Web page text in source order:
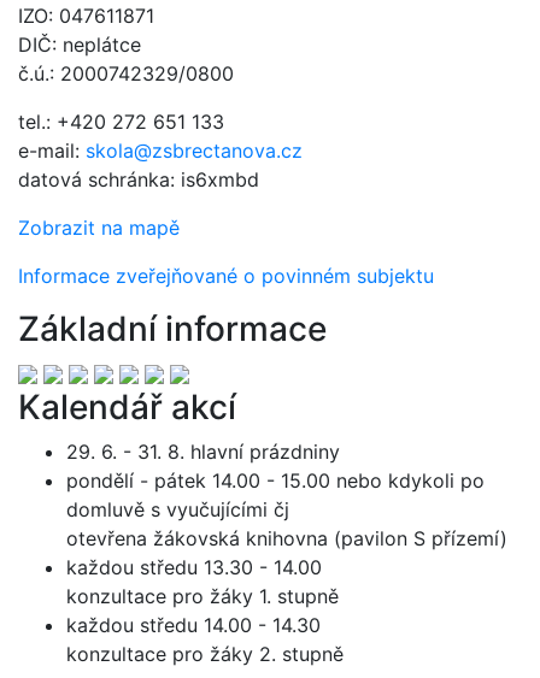
IZO: 047611871
DIČ: neplátce
č.ú.: 2000742329/0800
tel.: +420 272 651 133
e-mail: skola@zsbrectanova.cz
datová schránka: is6xmbd
Zobrazit na mapě
Informace zveřejňované o povinném subjektu
Základní informace
Kalendář akcí
29. 6. - 31. 8. hlavní prázdniny
pondělí - pátek 14.00 - 15.00 nebo kdykoli po
domluvě s vyučujícími čj
otevřena žákovská knihovna (pavilon S přízemí)
každou středu 13.30 - 14.00
konzultace pro žáky 1. stupně
každou středu 14.00 - 14.30
konzultace pro žáky 2. stupně